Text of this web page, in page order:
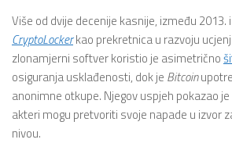
Više od dvije decenije kasnije, između 2013.
CryptoLockerkao prekretnica u razvoju
zlonamjerni softver koristio je asimetrično
osiguranja usklađenosti, dok je Bitcoin
anonimne otkupe. Njegov uspjeh pokazao
akteri mogu pretvoriti svoje napade u izvor
nivou.